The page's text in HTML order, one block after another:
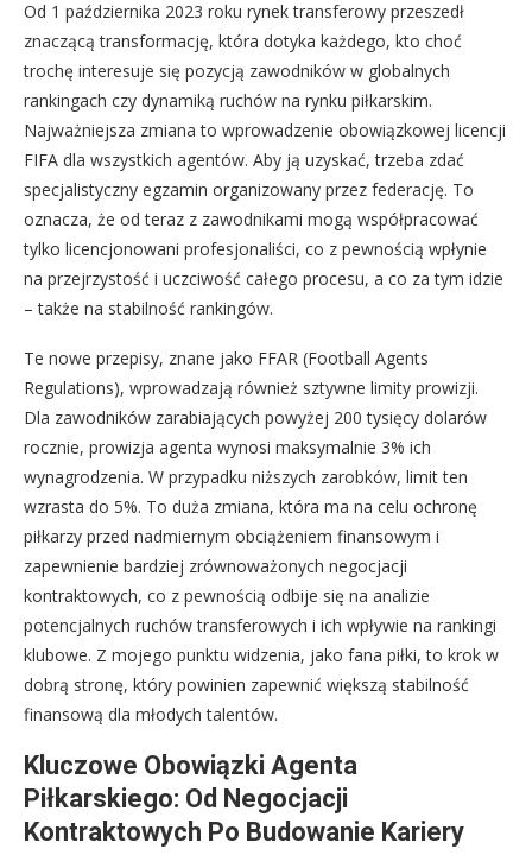
Od 1 października 2023 roku rynek transferowy przeszedł
znaczącą transformację, która dotyka każdego, kto choć
trochę interesuje się pozycją zawodników w globalnych
rankingach czy dynamiką ruchów na rynku piłkarskim.
Najważniejsza zmiana to wprowadzenie obowiązkowej licencji
FIFA dla wszystkich agentów. Aby ją uzyskać, trzeba zdać
specjalistyczny egzamin organizowany przez federację. To
oznacza, że od teraz z zawodnikami mogą współpracować
tylko licencjonowani profesjonaliści, co z pewnością wpłynie
na przejrzystość i uczciwość całego procesu, a co za tym idzie
– także na stabilność rankingów.
Te nowe przepisy, znane jako FFAR (Football Agents
Regulations), wprowadzają również sztywne limity prowizji.
Dla zawodników zarabiających powyżej 200 tysięcy dolarów
rocznie, prowizja agenta wynosi maksymalnie 3% ich
wynagrodzenia. W przypadku niższych zarobków, limit ten
wzrasta do 5%. To duża zmiana, która ma na celu ochronę
piłkarzy przed nadmiernym obciążeniem finansowym i
zapewnienie bardziej zrównoważonych negocjacji
kontraktowych, co z pewnością odbije się na analizie
potencjalnych ruchów transferowych i ich wpływie na rankingi
klubowe. Z mojego punktu widzenia, jako fana piłki, to krok w
dobrą stronę, który powinien zapewnić większą stabilność
finansową dla młodych talentów.
Kluczowe Obowiązki Agenta
Piłkarskiego: Od Negocjacji
Kontraktowych Po Budowanie Kariery